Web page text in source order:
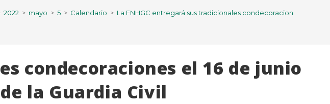
2022 > mayo > 5 > Calendario > La FNHGC entregará sus tradicionales condecoraciones el 16
condecoraciones el 16 de junio
la Guardia Civil